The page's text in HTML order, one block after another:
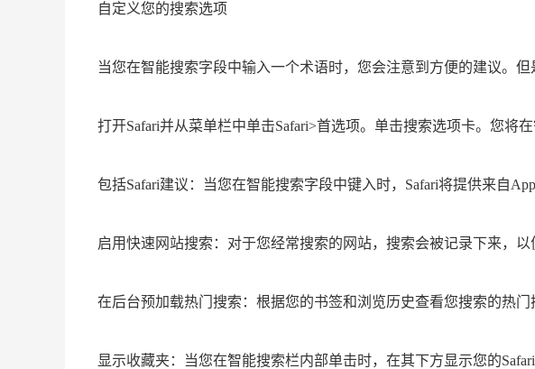
自定义您的搜索选项
当您在智能搜索字段中输入一个术语时，您会注意到方便的建议。
打开Safari并从菜单栏中单击Safari>首选项。单击搜索选项卡。您将
包括Safari建议：当您在智能搜索字段中键入时，Safari将提供来自
启用快速网站搜索：对于您经常搜索的网站，搜索会被记录下来，
在后台预加载热门搜索：根据您的书签和浏览历史查看您搜索的热门
显示收藏夹：当您在智能搜索栏内部单击时，在其下方显示您的Safari